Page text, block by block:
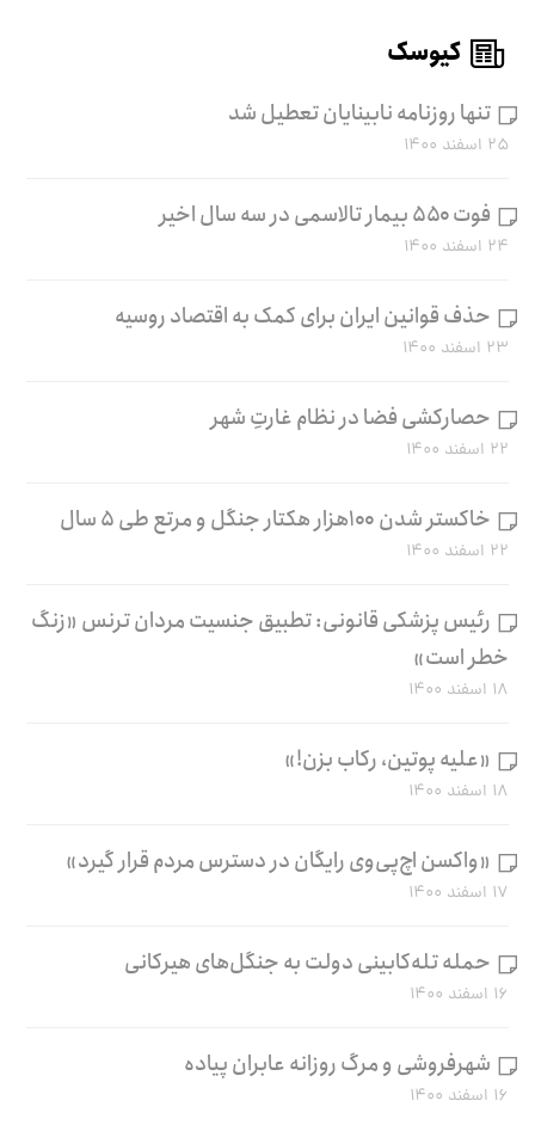
کیوسک
تنها روزنامه نابینایان تعطیل شد
۲۵ اسفند ۱۴۰۰
فوت ۵۵۰ بیمار تالاسمی در سه سال اخیر
۲۴ اسفند ۱۴۰۰
حذف قوانین ایران برای کمک به اقتصاد روسیه
۲۳ اسفند ۱۴۰۰
حصارکشی فضا در نظام غارتِ شهر
۲۲ اسفند ۱۴۰۰
خاکستر شدن ۱۰۰هزار هکتار جنگل و مرتع طی ۵ سال
۲۲ اسفند ۱۴۰۰
رئیس پزشکی قانونی: تطبیق جنسیت مردان ترنس «زنگ
خطر است»
۱۸ اسفند ۱۴۰۰
«علیه پوتین، رکاب بزن!»
۱۸ اسفند ۱۴۰۰
«واکسن اچ‌پی‌وی رایگان در دسترس مردم قرار گیرد»
۱۷ اسفند ۱۴۰۰
حمله تله‌کابینی دولت به جنگل‌های هیرکانی
۱۶ اسفند ۱۴۰۰
شهرفروشی و مرگ روزانه عابران پیاده
۱۶ اسفند ۱۴۰۰